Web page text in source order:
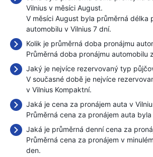
Vilnius v měsíci August.
V měsíci August byla průměrná délka
automobilu v Vilnius 7 dní.
Kolik je průměrná doba pronájmu
Průměrná doba pronájmu automobilu
Jaký je nejvíce rezervovaný typ
V současné době je nejvíce
v Vilnius Kompaktní.
Jaká je cena za pronájem auta v
Průměrná cena za pronájem auta
Jaká je průměrná denní cena za
Průměrná cena za pronájem v
den.